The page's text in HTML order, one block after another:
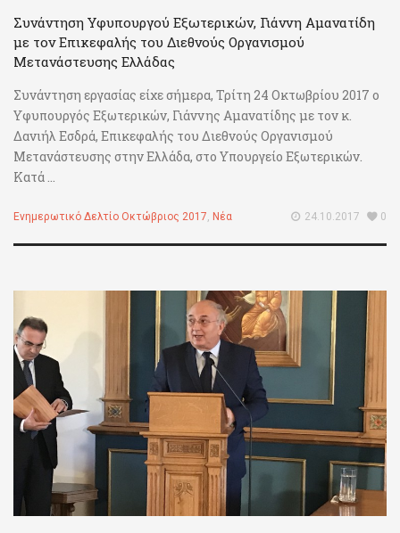
Συνάντηση Υφυπουργού Εξωτερικών, Γιάννη Αμανατίδη
με τον Επικεφαλής του Διεθνούς Οργανισμού
Μετανάστευσης Ελλάδας
Συνάντηση εργασίας είχε σήμερα, Τρίτη 24 Οκτωβρίου 2017 ο
Υφυπουργός Εξωτερικών, Γιάννης Αμανατίδης με τον κ.
Δανιήλ Εσδρά, Επικεφαλής του Διεθνούς Οργανισμού
Μετανάστευσης στην Ελλάδα, στο Υπουργείο Εξωτερικών.
Κατά ...
Ενημερωτικό Δελτίο Οκτώβριος 2017, Νέα 24.10.2017 0